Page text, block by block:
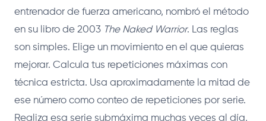
entrenador de fuerza americano, nombró el método
en su libro de 2003 The Naked Warrior. Las reglas
son simples. Elige un movimiento en el que quieras
mejorar. Calcula tus repeticiones máximas con
técnica estricta. Usa aproximadamente la mitad de
ese número como conteo de repeticiones por serie.
Realiza esa serie submáxima muchas veces al día,